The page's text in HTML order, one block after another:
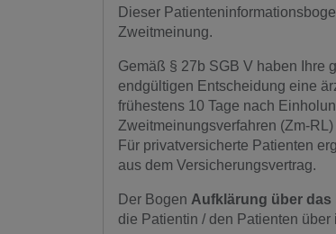
Dieser
Zweitmeinung.
Gemäß § 27b SGB V haben Ihre
endgültigen Entscheidung eine
frühestens 10 Tage nach
Zweitmeinungsverfahren (Zm-
Für privatversicherte Patienten
aus dem Versicherungsvertrag.
Der Bogen Aufklärung über das
die Patientin / den Patienten